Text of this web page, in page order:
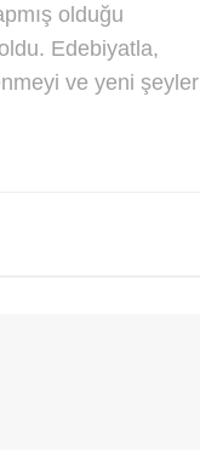
olduğu
Edebiyatla,
ve yeni şeyler